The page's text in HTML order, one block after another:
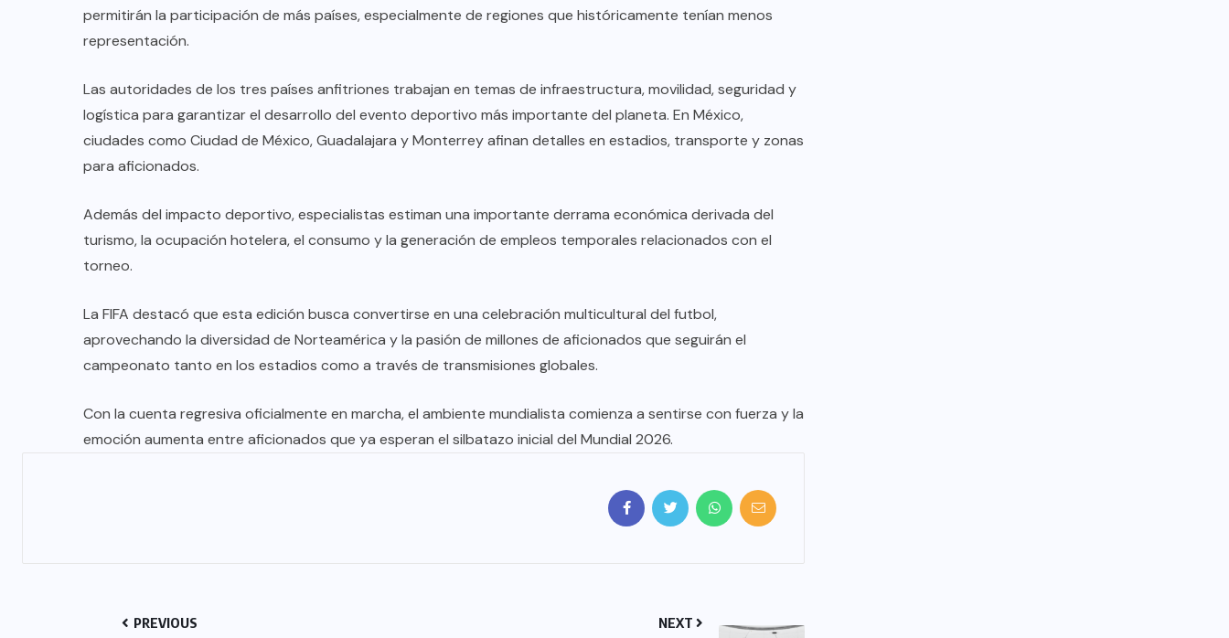
permitirán la participación de más países, especialmente de regiones que históricamente tenían menos
representación.
Las autoridades de los tres países anfitriones trabajan en temas de infraestructura, movilidad, seguridad y
logística para garantizar el desarrollo del evento deportivo más importante del planeta. En México,
ciudades como Ciudad de México, Guadalajara y Monterrey afinan detalles en estadios, transporte y zonas
para aficionados.
Además del impacto deportivo, especialistas estiman una importante derrama económica derivada del
turismo, la ocupación hotelera, el consumo y la generación de empleos temporales relacionados con el
torneo.
La FIFA destacó que esta edición busca convertirse en una celebración multicultural del futbol,
aprovechando la diversidad de Norteamérica y la pasión de millones de aficionados que seguirán el
campeonato tanto en los estadios como a través de transmisiones globales.
Con la cuenta regresiva oficialmente en marcha, el ambiente mundialista comienza a sentirse con fuerza y la
emoción aumenta entre aficionados que ya esperan el silbatazo inicial del Mundial 2026.
PREVIOUS NEXT